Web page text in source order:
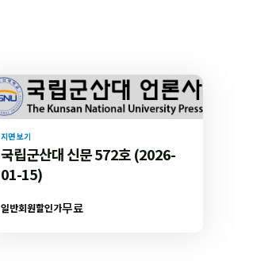
지면 보기
국립군산대 신문 572호 (2026-
01-15)
일반회원할인가무료